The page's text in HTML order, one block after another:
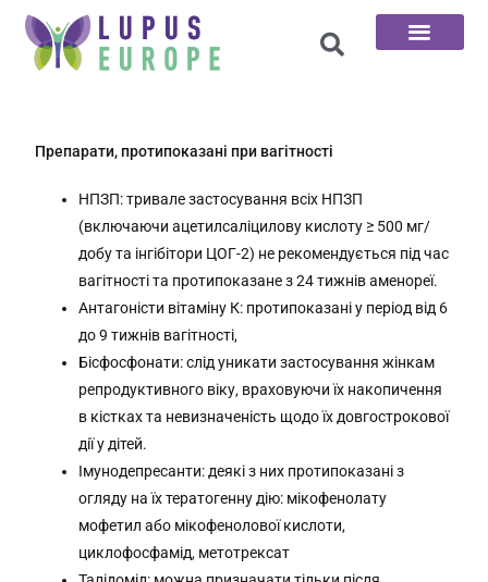
Препарати, протипоказані при вагітності
НПЗП: тривале застосування всіх НПЗП
(включаючи ацетилсаліцилову кислоту ≥ 500 мг/
добу та інгібітори ЦОГ-2) не рекомендується під час
вагітності та протипоказане з 24 тижнів аменореї.
Антагоністи вітаміну К: протипоказані у період від 6
до 9 тижнів вагітності,
Бісфосфонати: слід уникати застосування жінкам
репродуктивного віку, враховуючи їх накопичення
в кістках та невизначеність щодо їх довгострокової
дії у дітей.
Імунодепресанти: деякі з них протипоказані з
огляду на їх тератогенну дію: мікофенолату
мофетил або мікофенолової кислоти,
циклофосфамід, метотрексат